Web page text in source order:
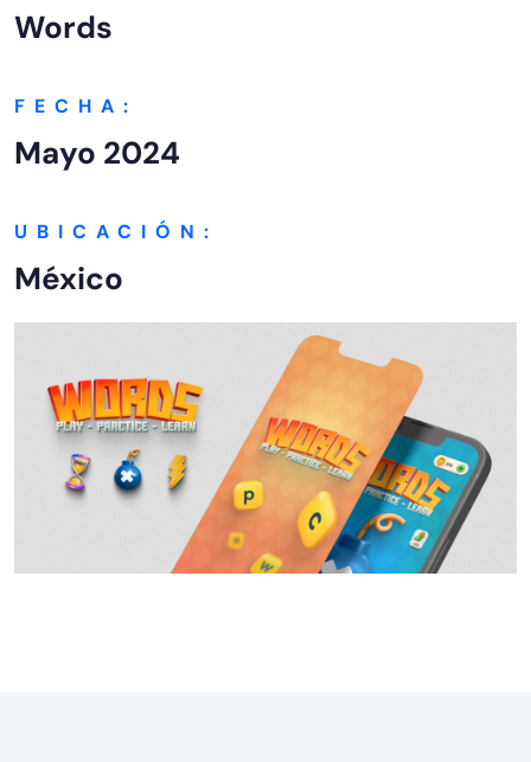
Words
FECHA:
Mayo 2024
UBICACIÓN:
México